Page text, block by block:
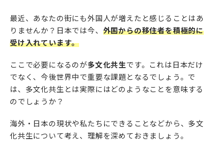
最近、あなたの街にも外国人が増えたと感じることはあ
りませんか？日本では今、 外国からの移住者を積極的に
受け入れています。
ここで必要になるのが多文化共生です。これは日本だけ
でなく、今後世界中で重要な課題となるでしょう。で
は、多文化共生とは実際にはどのようなことを意味する
のでしょうか？
海外・日本の現状や私たちにできることなどから、多文
化共生について考え、理解を深めておきましょう。